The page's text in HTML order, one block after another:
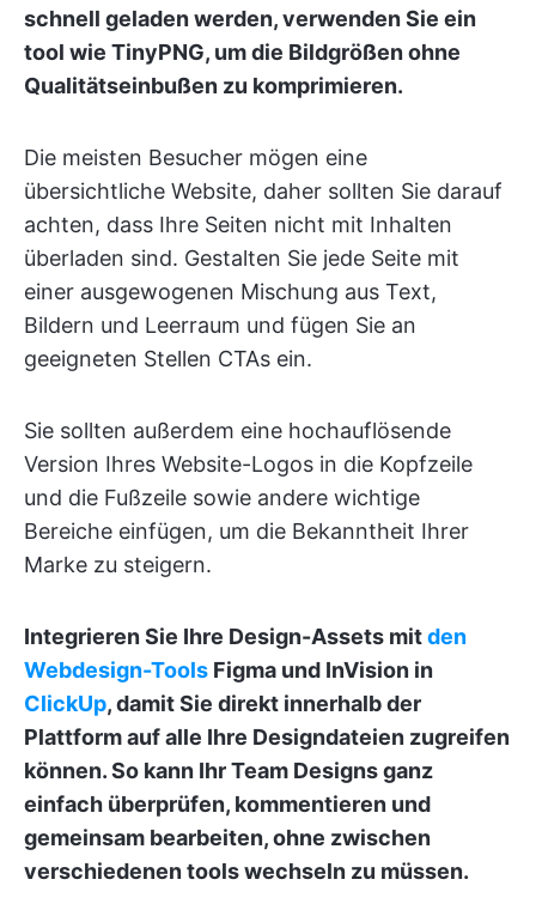
schnell geladen werden, verwenden Sie ein
tool wie TinyPNG, um die Bildgrößen ohne
Qualitätseinbußen zu komprimieren.
Die meisten Besucher mögen eine
übersichtliche Website, daher sollten Sie darauf
achten, dass Ihre Seiten nicht mit Inhalten
überladen sind. Gestalten Sie jede Seite mit
einer ausgewogenen Mischung aus Text,
Bildern und Leerraum und fügen Sie an
geeigneten Stellen CTAs ein.
Sie sollten außerdem eine hochauflösende
Version Ihres Website-Logos in die Kopfzeile
und die Fußzeile sowie andere wichtige
Bereiche einfügen, um die Bekanntheit Ihrer
Marke zu steigern.
Integrieren Sie Ihre Design-Assets mitden
Webdesign-Tools Figma und InVision in
ClickUp, damit Sie direkt innerhalb der
Plattform auf alle Ihre Designdateien zugreifen
können. So kann Ihr Team Designs ganz
einfach überprüfen, kommentieren und
gemeinsam bearbeiten, ohne zwischen
verschiedenen tools wechseln zu müssen.